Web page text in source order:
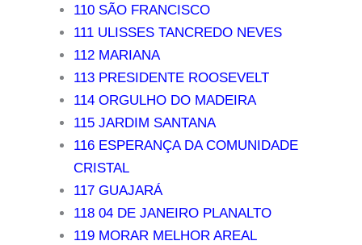
110 SÃO FRANCISCO
111 ULISSES TANCREDO NEVES
112 MARIANA
113 PRESIDENTE ROOSEVELT
114 ORGULHO DO MADEIRA
115 JARDIM SANTANA
116 ESPERANÇA DA COMUNIDADE
CRISTAL
117 GUAJARÁ
118 04 DE JANEIRO PLANALTO
119 MORAR MELHOR AREAL